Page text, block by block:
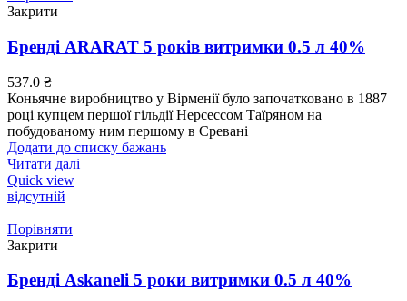
Закрити
Бренді ARARAT 5 років витримки 0.5 л 40%
537.0 ₴
Коньячне виробництво у Вірменії було започатковано в 1887
році купцем першої гільдії Нерсессом Таїряном на
побудованому ним першому в Єревані
Додати до списку бажань
Читати далі
Quick view
відсутній
Порівняти
Закрити
Бренді Askaneli 5 роки витримки 0.5 л 40%